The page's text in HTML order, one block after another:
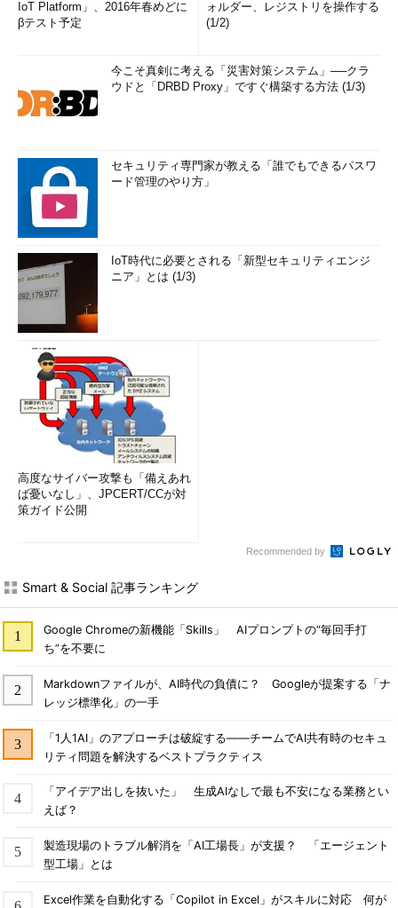
IoT Platform」、2016年春めどに
βテスト予定
ォルダー、レジストリを操作する
(1/2)
今こそ真剣に考える「災害対策システム」──クラ
ウドと「DRBD Proxy」ですぐ構築する方法 (1/3)
セキュリティ専門家が教える「誰でもできるパスワ
ード管理のやり方」
IoT時代に必要とされる「新型セキュリティエンジ
ニア」とは (1/3)
高度なサイバー攻撃も「備えあれ
ば憂いなし」、JPCERT/CCが対
策ガイド公開
Recommended by
Smart & Social 記事ランキング
Google Chromeの新機能「Skills」 AIプロンプトの“毎回手打
ち”を不要に
Markdownファイルが、AI時代の負債に？ Googleが提案する「ナ
レッジ標準化」の一手
「1人1AI」のアプローチは破綻する――チームでAI共有時のセキュ
リティ問題を解決するベストプラクティス
「アイデア出しを抜いた」 生成AIなしで最も不安になる業務とい
えば？
製造現場のトラブル解消を「AI工場長」が支援？ 「エージェント
型工場」とは
Excel作業を自動化する「Copilot in Excel」がスキルに対応 何が